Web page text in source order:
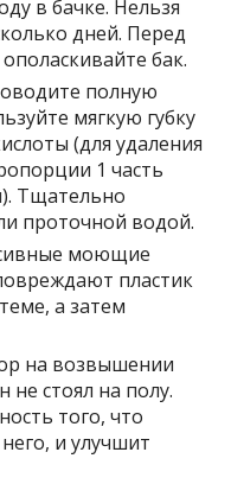
в бачке. Нельзя
дней. Перед
бак.
полную
мягкую губку
(для удаления
1 часть
Тщательно
проточной водой.
моющие
пластик
а затем
на возвышении
не стоял на полу.
того, что
и улучшит